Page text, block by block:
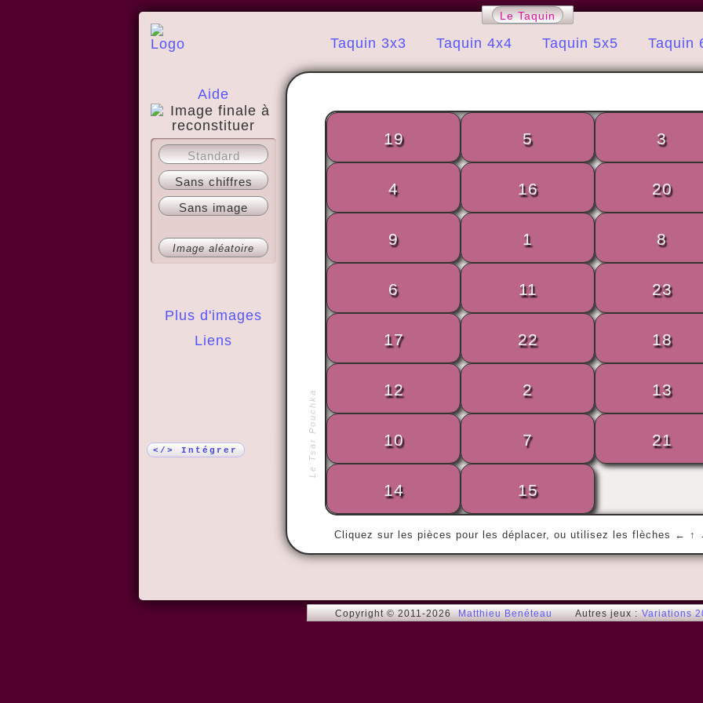
Le Taquin
Taquin 3x3 Taquin 4x4 Taquin 5x5 Taquin
Aide
A propos
Plus d'images
Liens
Standard
Sans chiffres
Sans image
Image aléatoire
</> Intégrer Le Tsar Pouchka
Cliquez sur les pièces pour les déplacer, ou utilisez les flèches ← ↑
« Le temps n'épargne pas ce que l'on fait
sans lui. »
19 5 3
4 16 20
9 1 8
6 11 23
17 22 18
12 2 13
10 7 21
14 15
Copyright © 2011-2026 Matthieu Benéteau Autres jeux : Variations